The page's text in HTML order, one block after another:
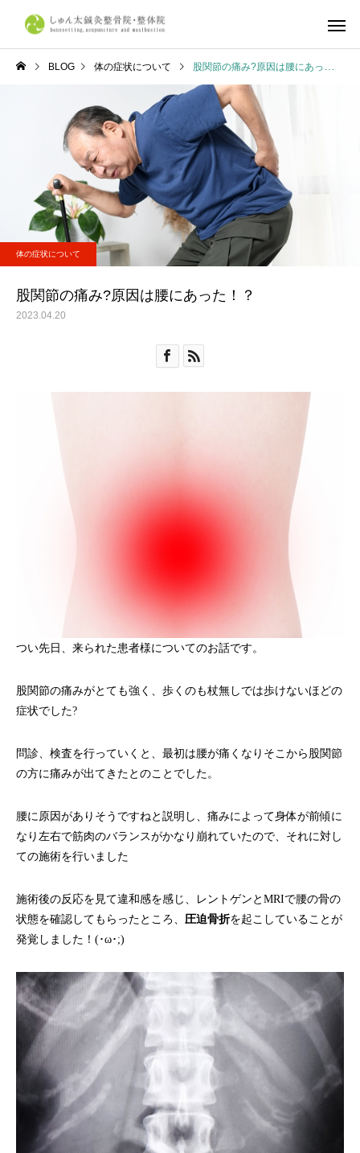
しゅん太式整体
産前・産後整体
体の症状について
京都市で整体ならしゅん太
鍼灸整骨院・整体院へ
不調改善
学生リカバリー整体｜
合・合宿・遠征後の疲
復とコンディショニン
BLOG 体の症状について 股関節の痛み?原因は腰にあった！？
体の症状について
股関節の痛み?原因は腰にあった！？
2023.04.20
つい先日、来られた患者様についてのお話です。
股関節の痛みがとても強く、歩くのも杖無しでは歩けないほどの
症状でした?
問診、検査を行っていくと、最初は腰が痛くなりそこから股関節
の方に痛みが出てきたとのことでした。
腰に原因がありそうですねと説明し、痛みによって身体が前傾に
なり左右で筋肉のバランスがかなり崩れていたので、それに対し
ての施術を行いました
施術後の反応を見て違和感を感じ、レントゲンとMRIで腰の骨の
状態を確認してもらったところ、 圧迫骨折を起こしていることが
発覚しました！(･ω･;)